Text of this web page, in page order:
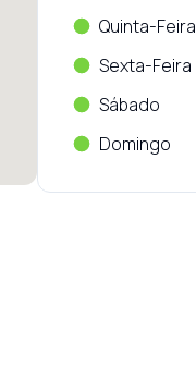
Quinta-Feira
Sexta-Feira
Sábado
Domingo